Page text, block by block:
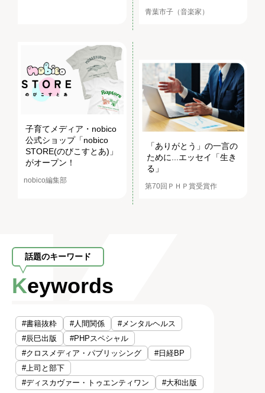
青葉市子（音楽家）
子育てメディア・nobico
公式ショップ「nobico
STORE(のびこすとあ)」
がオープン！
nobico編集部
「ありがとう」の一言の
ために...エッセイ「生き
る」
第70回ＰＨＰ賞受賞作
話題のキーワード
Keywords
#書籍抜粋 #人間関係
#メンタルヘルス
#辰巳出版
#PHPスペシャル
#クロスメディア・パブリッシング
#日経BP
#上司と部下
#ディスカヴァー・トゥエンティワン
#大和出版